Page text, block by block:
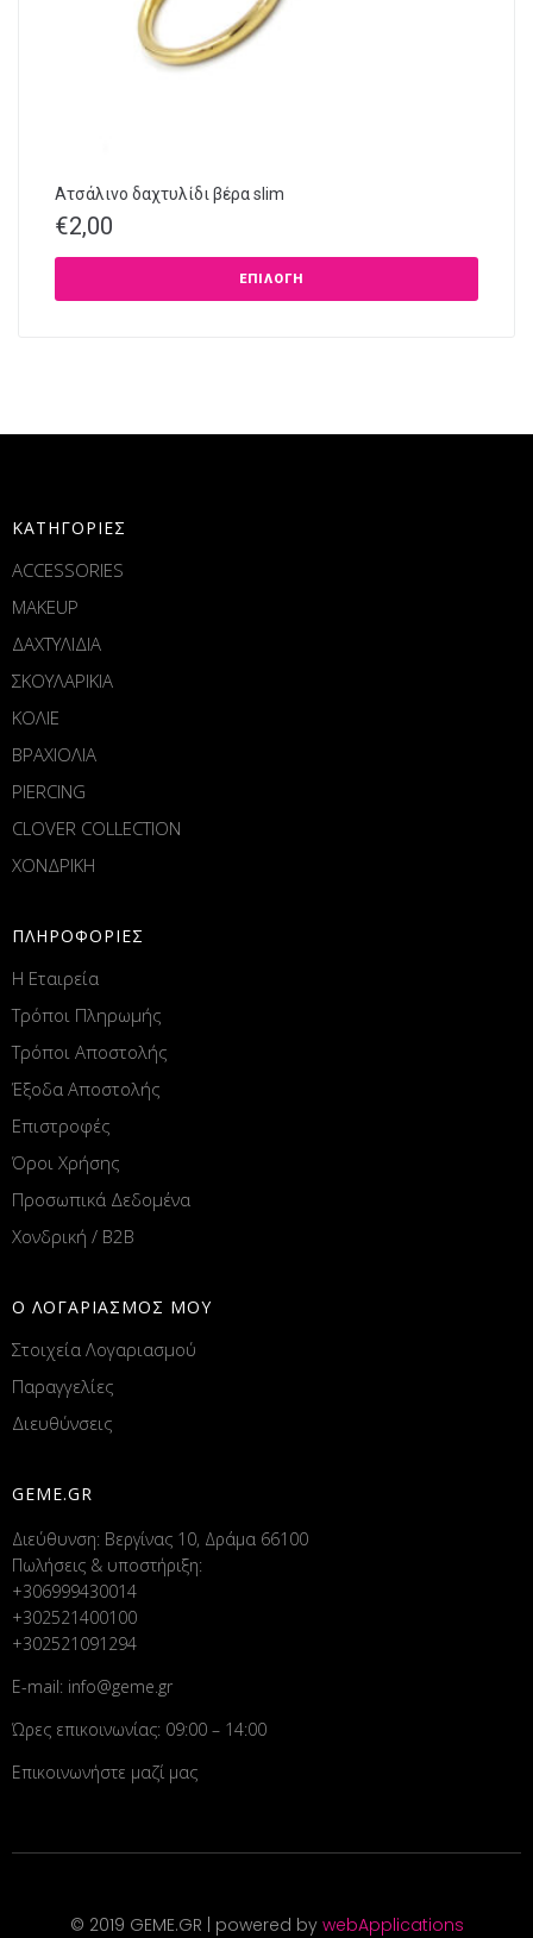
Ατσάλινο δαχτυλίδι βέρα slim
€2,00
ΕΠΙΛΟΓΉ
ΚΑΤΗΓΟΡΙΕΣ
ACCESSORIES
MAKEUP
ΔΑΧΤΥΛΙΔΙΑ
ΣΚΟΥΛΑΡΙΚΙΑ
ΚΟΛΙΕ
ΒΡΑΧΙΟΛΙΑ
PIERCING
CLOVER COLLECTION
ΧΟΝΔΡΙΚΗ
ΠΛΗΡΟΦΟΡΙΕΣ
Η Εταιρεία
Τρόποι Πληρωμής
Τρόποι Αποστολής
Έξοδα Αποστολής
Επιστροφές
Όροι Χρήσης
Προσωπικά Δεδομένα
Χονδρική / B2B
Ο ΛΟΓΑΡΙΑΣΜΟΣ ΜΟΥ
Στοιχεία Λογαριασμού
Παραγγελίες
Διευθύνσεις
GEME.GR
Διεύθυνση: Βεργίνας 10, Δράμα 66100
Πωλήσεις & υποστήριξη:
+306999430014
+302521400100
+302521091294
E-mail: info@geme.gr
Ώρες επικοινωνίας: 09:00 – 14:00
Επικοινωνήστε μαζί μας
© 2019 GEME.GR | powered by webApplications